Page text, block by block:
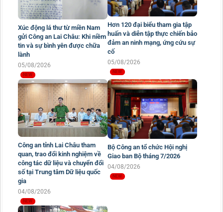
Xúc động lá thư từ miền Nam
gửi Công an Lai Châu: Khi niềm
tin và sự bình yên được chữa
lành
05/08/2026
Hơn 120 đại biểu tham gia tập
huấn và diễn tập thực chiến bảo
đảm an ninh mạng, ứng cứu sự
cố
05/08/2026
Công an tỉnh Lai Châu tham
quan, trao đổi kinh nghiệm về
công tác dữ liệu và chuyển đổi
số tại Trung tâm Dữ liệu quốc
gia
04/08/2026
Bộ Công an tổ chức Hội nghị
Giao ban Bộ tháng 7/2026
04/08/2026